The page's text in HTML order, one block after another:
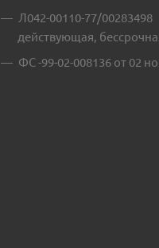
Л042-00110-77/00283498
действующая,
ФС -99-02-008136 от 02